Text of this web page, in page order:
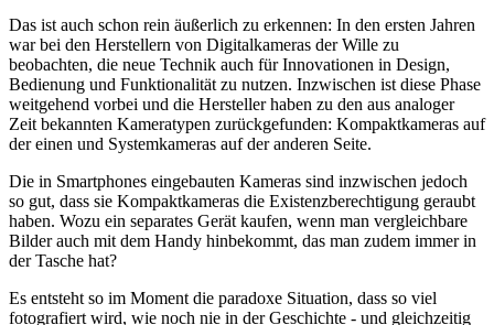
Das ist auch schon rein äußerlich zu erkennen: In den ersten Jahren
war bei den Herstellern von Digitalkameras der Wille zu
beobachten, die neue Technik auch für Innovationen in Design,
Bedienung und Funktionalität zu nutzen. Inzwischen ist diese Phase
weitgehend vorbei und die Hersteller haben zu den aus analoger
Zeit bekannten Kameratypen zurückgefunden: Kompaktkameras auf
der einen und Systemkameras auf der anderen Seite.
Die in Smartphones eingebauten Kameras sind inzwischen jedoch
so gut, dass sie Kompaktkameras die Existenzberechtigung geraubt
haben. Wozu ein separates Gerät kaufen, wenn man vergleichbare
Bilder auch mit dem Handy hinbekommt, das man zudem immer in
der Tasche hat?
Es entsteht so im Moment die paradoxe Situation, dass so viel
fotografiert wird, wie noch nie in der Geschichte - und gleichzeitig